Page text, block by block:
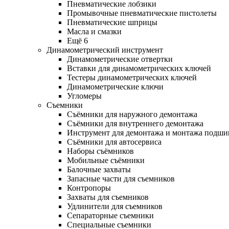
Пневматические лобзики
Промывочные пневматические пистолеты
Пневматические шприцы
Масла и смазки
Ещё 6
Динамометрический инструмент
Динамометрические отвертки
Вставки для динамометрических ключей
Тестеры динамометрических ключей
Динамометрические ключи
Угломеры
Съемники
Съёмники для наружного демонтажа
Съёмники для внутреннего демонтажа
Инструмент для демонтажа и монтажа
Съёмники для автосервиса
Наборы съёмников
Мобильные съёмники
Балочные захваты
Запасные части для съемников
Контропоры
Захваты для съемников
Удлинители для съемников
Сепараторные съемники
Специальные съемники